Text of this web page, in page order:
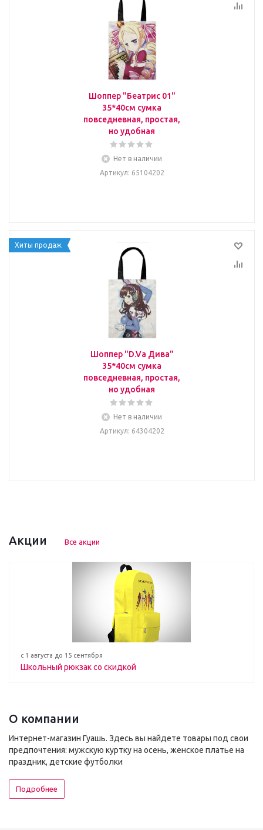
Шоппер "Беатрис 01"
35*40см сумка
повседневная, простая,
но удобная
Нет в наличии
Артикул: 65104202
Хиты продаж
Шоппер "D.Va Дива"
35*40см сумка
повседневная, простая,
но удобная
Нет в наличии
Артикул: 64304202
Акции Все акции
с 1 августа до 15 сентября
Школьный рюкзак со скидкой
О компании
Интернет-магазин Гуашь. Здесь вы найдете товары под свои
предпочтения: мужскую куртку на осень, женское платье на
праздник, детские футболки
Подробнее